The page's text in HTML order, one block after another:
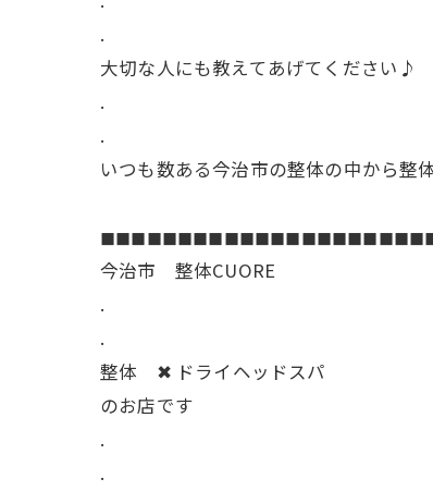
.
大切な人にも教えてあげてください♪
.
.
いつも数ある今治市の整体の中から整
今治市 整体CUORE
.
.
整体 ✖︎ ドライヘッドスパ
のお店です
.
.